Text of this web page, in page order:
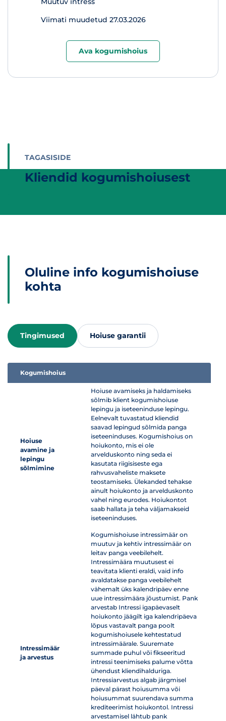
Viimati muudetud 27.03.2026
Ava kogumishoius
TAGASISIDE
Kliendid kogumishoiusest
Oluline info kogumishoiuse
kohta
Tingimused Hoiuse garantii
Kogumishoius
Hoiuse
avamine ja
lepingu
sõlmimine
Hoiuse avamiseks ja haldamiseks
sõlmib klient kogumishoiuse
lepingu ja iseteeninduse lepingu.
Eelnevalt tuvastatud kliendid
saavad lepingud sõlmida panga
iseteeninduses. Kogumishoius on
hoiukonto, mis ei ole
arvelduskonto ning seda ei
kasutata riigisiseste ega
rahvusvaheliste maksete
teostamiseks. Ülekanded tehakse
ainult hoiukonto ja arvelduskonto
vahel ning eurodes. Hoiukontot
saab hallata ja teha väljamakseid
iseteeninduses.
Intressimäär
ja arvestus
Kogumishoiuse intressimäär on
muutuv ja kehtiv intressimäär on
leitav panga veebilehelt.
Intressimäära muutusest ei
teavitata klienti eraldi, vaid info
avaldatakse panga veebilehelt
vähemalt üks kalendripäev enne
uue intressimäära jõustumist. Pank
arvestab Intressi igapäevaselt
hoiukonto jäägilt iga kalendripäeva
lõpus vastavalt panga poolt
kogumishoiusele kehtestatud
intressimäärale. Suuremate
summade puhul või fikseeritud
intressi teenimiseks palume võtta
ühendust kliendihalduriga.
Intressiarvestus algab järgmisel
päeval pärast hoiusumma või
hoiusummat suurendava summa
krediteerimist hoiukontol. Intressi
arvestamisel lähtub pank